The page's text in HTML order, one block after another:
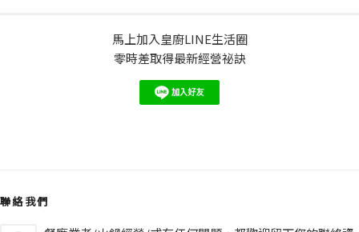
馬上加入皇廚LINE生活圈
零時差取得最新經營祕訣
聯絡我們